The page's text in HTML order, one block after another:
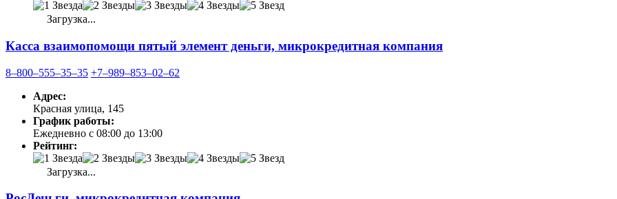
Загрузка...
Касса взаимопомощи пятый элемент деньги, микрокредитная компания
8‒800‒555‒35‒35 +7‒989‒853‒02‒62
Адрес:
Красная улица, 145
График работы:
Ежедневно с 08:00 до 13:00
Рейтинг:
Загрузка...